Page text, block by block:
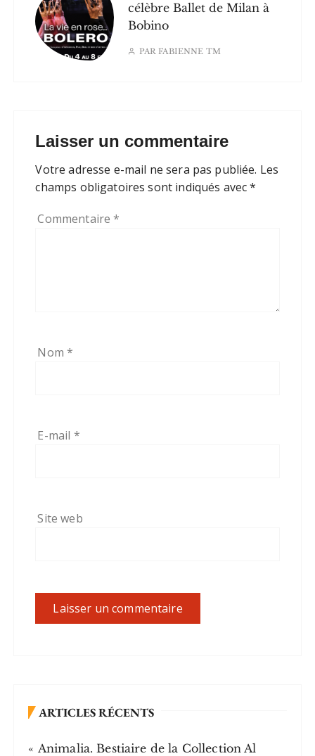
célèbre Ballet de Milan à
Bobino
PARFABIENNE TM
Laisser un commentaire
Votre adresse e-mail ne sera pas publiée. Les
champs obligatoires sont indiqués avec*
Commentaire*
Nom*
E-mail *
Site web
ARTICLES RÉCENTS
« Animalia. Bestiaire de la Collection Al